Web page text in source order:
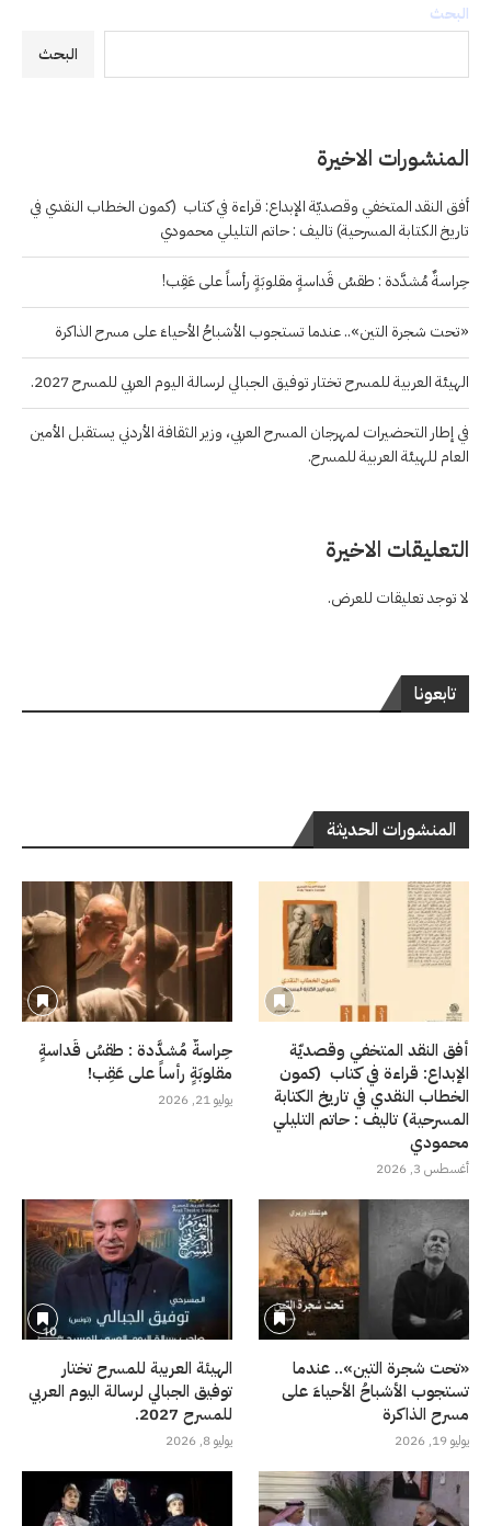
البحث
البحث
المنشورات الاخيرة
أفق النقد المتخفي وقصديّة الإبداع: قراءة في كتاب (كمون الخطاب النقدي في
تاريخ الكتابة المسرحية) تاليف : حاتم التليلي محمودي
حِراسةٌ مُشدَّدة : طقسُ قَداسةٍ مقلوبَةٍ رأساً على عَقِب!
«تحت شجرة التين».. عندما تستجوب الأشباحُ الأحياءَ على مسرح الذاكرة
الهيئة العربية للمسرح تختار توفيق الجبالي لرسالة اليوم العربي للمسرح 2027.
في إطار التحضيرات لمهرجان المسرح العربي، وزير الثقافة الأردني يستقبل الأمين
العام للهيئة العربية للمسرح.
التعليقات الاخيرة
لا توجد تعليقات للعرض.
تابعونا
المنشورات الحديثة
أفق النقد المتخفي وقصديّة
الإبداع: قراءة في كتاب (كمون
الخطاب النقدي في تاريخ الكتابة
المسرحية) تاليف : حاتم التليلي
محمودي
أغسطس 3, 2026
حِراسةٌ مُشدَّدة : طقسُ قَداسةٍ
مقلوبَةٍ رأساً على عَقِب!
يوليو 21, 2026
«تحت شجرة التين».. عندما
تستجوب الأشباحُ الأحياءَ على
مسرح الذاكرة
يوليو 19, 2026
الهيئة العربية للمسرح تختار
توفيق الجبالي لرسالة اليوم العربي
للمسرح 2027.
يوليو 8, 2026